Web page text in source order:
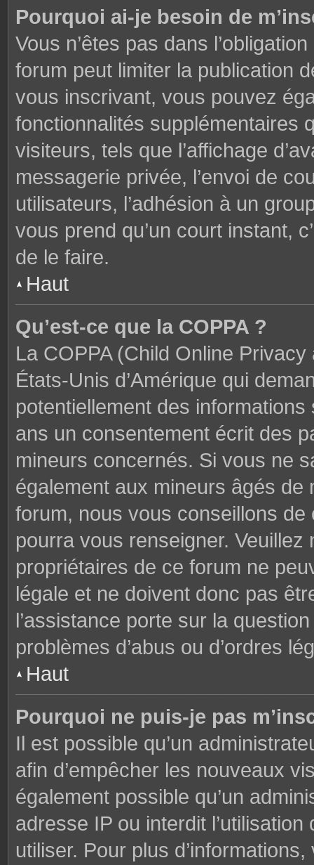
Pourquoi ai-je besoin de
Vous n’êtes pas dans
forum peut limiter la publication
vous inscrivant, vous pouvez
fonctionnalités supplémentaires
visiteurs, tels que l’affichage
messagerie privée, l’envoi de
utilisateurs, l’adhésion à un
vous prend qu’un court instant,
de le faire.
Haut
Qu’est-ce que la COPPA ?
La COPPA (Child Online
États-Unis d’Amérique qui
potentiellement des
ans un consentement écrit des
mineurs concernés. Si vous ne
également aux mineurs âgés
forum, nous vous conseillons
pourra vous renseigner.
propriétaires de ce forum ne
légale et ne doivent donc pas
l’assistance porte sur la
problèmes d’abus ou d’ordres
Haut
Pourquoi ne puis-je pas
Il est possible qu’un
afin d’empêcher les nouveaux
également possible qu’un
adresse IP ou interdit
utiliser. Pour plus